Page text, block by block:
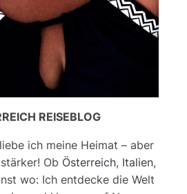
REISEBLOG
ich meine Heimat – aber
Ob Österreich, Italien,
wo: Ich entdecke die Welt